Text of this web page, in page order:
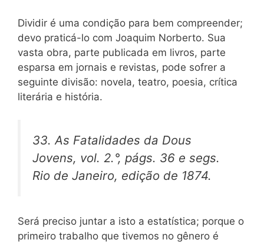
Dividir é uma condição para bem compreender;
devo praticá-lo com Joaquim Norberto. Sua
vasta obra, parte publicada em livros, parte
esparsa em jornais e revistas, pode sofrer a
seguinte divisão: novela, teatro, poesia, crítica
literária e história.
33. As Fatalidades da Dous
Jovens, vol. 2.°, págs. 36 e segs.
Rio de Janeiro, edição de 1874.
Será preciso juntar a isto a estatística; porque o
primeiro trabalho que tivemos no gênero é